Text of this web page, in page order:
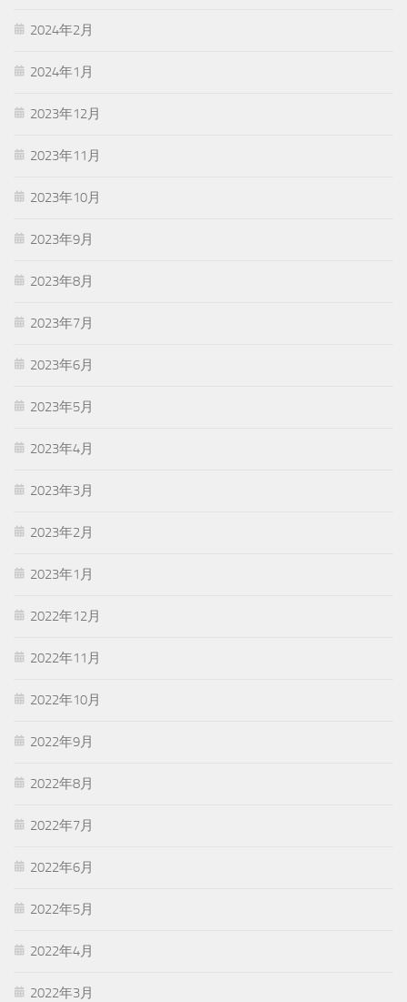
2024年2月
2024年1月
2023年12月
2023年11月
2023年10月
2023年9月
2023年8月
2023年7月
2023年6月
2023年5月
2023年4月
2023年3月
2023年2月
2023年1月
2022年12月
2022年11月
2022年10月
2022年9月
2022年8月
2022年7月
2022年6月
2022年5月
2022年4月
2022年3月